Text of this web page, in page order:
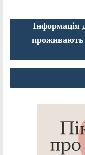
Інформація
проживають